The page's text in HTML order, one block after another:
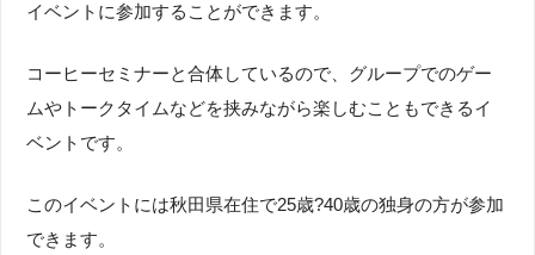
イベントに参加することができます。
コーヒーセミナーと合体しているので、グループでのゲー
ムやトークタイムなどを挟みながら楽しむこともできるイ
ベントです。
このイベントには秋田県在住で25歳?40歳の独身の方が参加
できます。